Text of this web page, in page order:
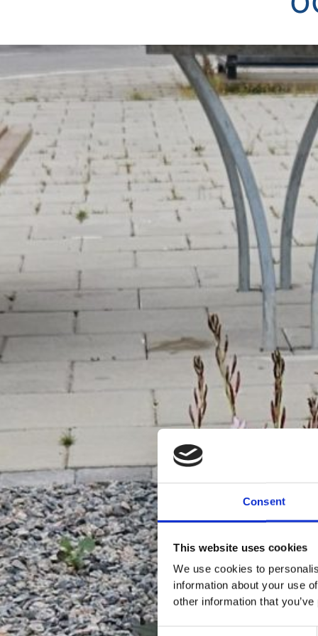
Consent
This website uses cookies
We use cookies to
information about your use
other information that